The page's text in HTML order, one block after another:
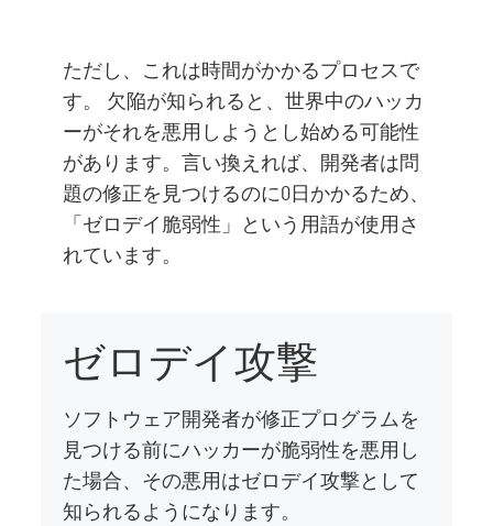
ただし、これは時間がかかるプロセスで
す。 欠陥が知られると、世界中のハッカ
ーがそれを悪用しようとし始める可能性
があります。言い換えれば、開発者は問
題の修正を見つけるのに0日かかるため、
「ゼロデイ脆弱性」という用語が使用さ
れています。
ゼロデイ攻撃
ソフトウェア開発者が修正プログラムを
見つける前にハッカーが脆弱性を悪用し
た場合、その悪用はゼロデイ攻撃として
知られるようになります。